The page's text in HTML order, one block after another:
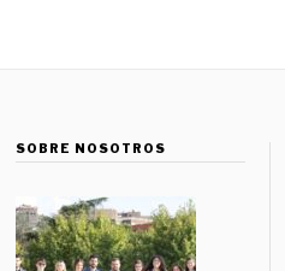
SOBRE NOSOTROS